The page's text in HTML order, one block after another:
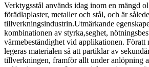
Verktygsstål används idag inom en mängd
förädlaplaster, metaller och stål, och är
tillverkningsindustrin.Utmärkande
kombinationen av styrka,seghet,
värmebeständighet vid applikationen. Föratt
legeras materialen så att partiklar av
tillverkningen, framför allt under anlöpning